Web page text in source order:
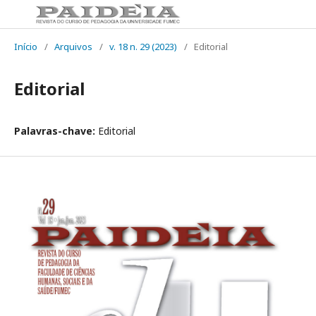
Início / Arquivos / v. 18 n. 29 (2023) / Editorial
Editorial
Palavras-chave: Editorial